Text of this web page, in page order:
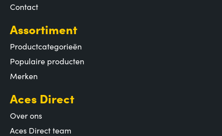
Contact
Assortiment
Productcategorieën
Populaire producten
Merken
Aces Direct
Over ons
Aces Direct team